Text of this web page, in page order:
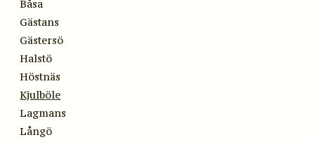
Båsa
Gästans
Gästersö
Halstö
Höstnäs
Kjulböle
Lagmans
Långö